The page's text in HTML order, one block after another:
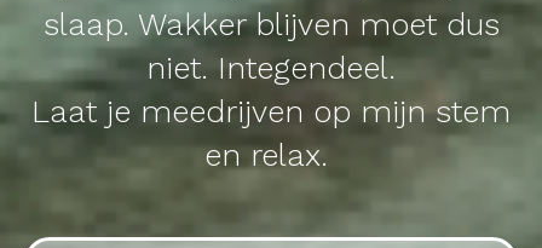
slaap. Wakker blijven moet dus
niet. Integendeel.
Laat je meedrijven op mijn stem
en relax.